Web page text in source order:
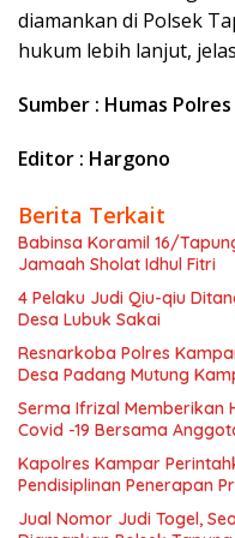
diamankan di Polsek
hukum lebih lanjut,
Sumber : Humas
Editor : Hargono
Berita Terkait
Babinsa Koramil 16/
Jamaah Sholat Idhul Fitri
4 Pelaku Judi Qiu-qiu
Desa Lubuk Sakai
Resnarkoba Polres
Desa Padang Mutung
Serma Ifrizal Memberikan
Covid -19 Bersama
Kapolres Kampar
Pendisiplinan Penerapan
Jual Nomor Judi Togel,